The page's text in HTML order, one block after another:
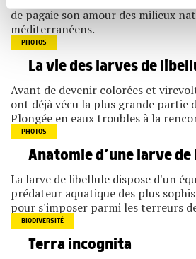
notre site avec nos partenaires de
publicité et d'analyse, qui peuvent
avec d'autres informations que
ou qu'ils ont collectées lors de votre
services.
de pagaie son amour des milieux
méditerranéens.
PHOTOS
La vie des larves de
Avant de devenir colorées et
ont déjà vécu la plus grande partie
Plongée en eaux troubles à la
PHOTOS
Anatomie d’une larve
La larve de libellule dispose d'un
prédateur aquatique des plus
pour s'imposer parmi les terreurs
BIODIVERSITÉ
Terra incognita